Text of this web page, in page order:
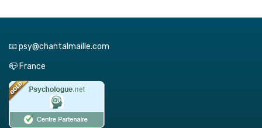
📧 psy@chantalmaille.com
📪 France